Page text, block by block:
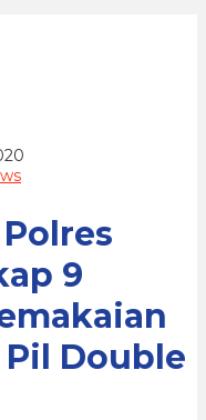
9
Pil Double